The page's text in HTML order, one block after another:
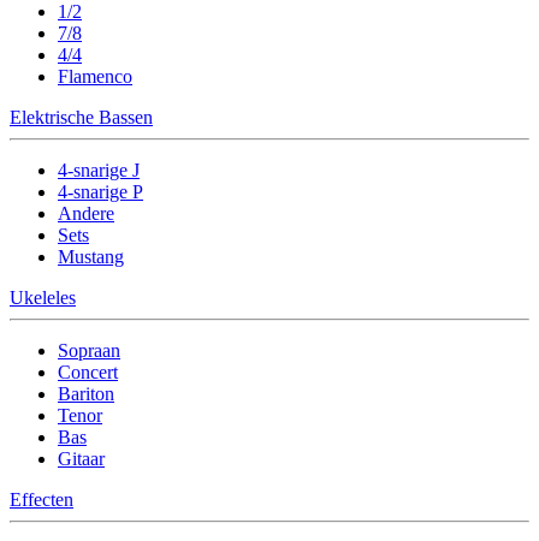
1/2
7/8
4/4
Flamenco
Elektrische Bassen
4-snarige J
4-snarige P
Andere
Sets
Mustang
Ukeleles
Sopraan
Concert
Bariton
Tenor
Bas
Gitaar
Effecten